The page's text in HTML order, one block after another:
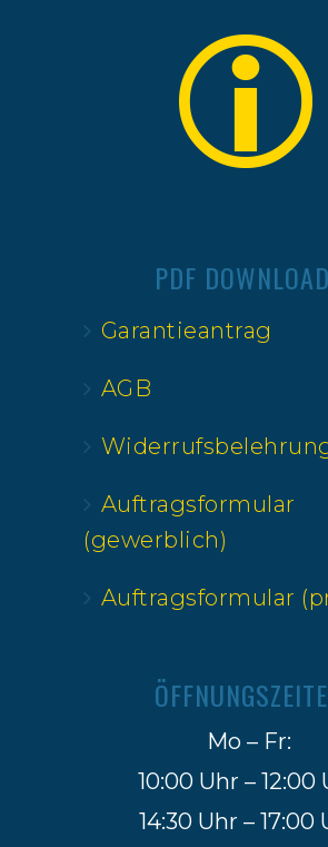
PDF
Garantieantrag
AGB
Auftragsformular
(gewerblich)
Auftragsformular
Mo – Fr:
10:00 Uhr – 12:00
14:30 Uhr – 17:00